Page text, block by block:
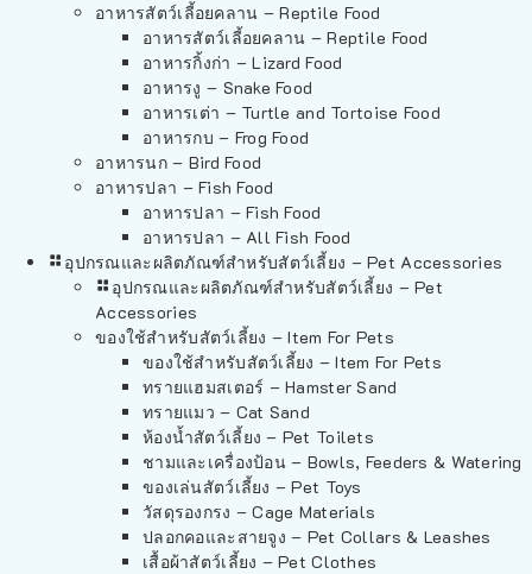
อาหารสัตว์เลี้อยคลาน – Reptile Food
อาหารสัตว์เลี้อยคลาน – Reptile Food
อาหารกิ้งก่า – Lizard Food
อาหารงู – Snake Food
อาหารเต่า – Turtle and Tortoise Food
อาหารกบ – Frog Food
อาหารนก – Bird Food
อาหารปลา – Fish Food
อาหารปลา – Fish Food
อาหารปลา – All Fish Food
อุปกรณและผลิตภัณฑ์สำหรับสัตว์เลี้ยง – Pet Accessories
อุปกรณและผลิตภัณฑ์สำหรับสัตว์เลี้ยง – Pet
Accessories
ของใช้สำหรับสัตว์เลี้ยง – Item For Pets
ของใช้สำหรับสัตว์เลี้ยง – Item For Pets
ทรายแฮมสเตอร์ – Hamster Sand
ทรายแมว – Cat Sand
ห้องน้ำสัตว์เลี้ยง – Pet Toilets
ชามและเครื่องป้อน – Bowls, Feeders & Watering
ของเล่นสัตว์เลี้ยง – Pet Toys
วัสดุรองกรง – Cage Materials
ปลอกคอและสายจูง – Pet Collars & Leashes
เสื้อผ้าสัตว์เลี้ยง – Pet Clothes